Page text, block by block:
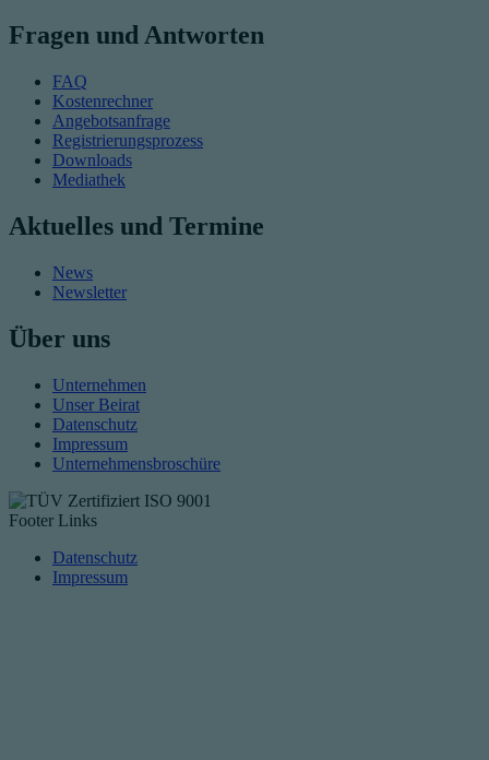
Fragen und Antworten
FAQ
Kostenrechner
Angebotsanfrage
Registrierungsprozess
Downloads
Mediathek
Aktuelles und Termine
News
Newsletter
Über uns
Unternehmen
Unser Beirat
Datenschutz
Impressum
Unternehmensbroschüre
Footer Links
Datenschutz
Impressum